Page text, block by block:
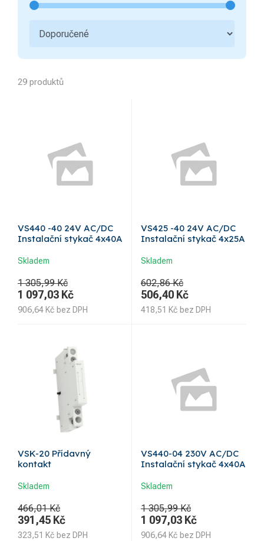
29 produktů
VS440 -40 24V AC/DC
Instalační stykač 4x40A
Skladem
1 305,99 Kč
1 097,03 Kč
906,64 Kč bez DPH
VS425 -40 24V AC/DC
Instalační stykač 4x25A
Skladem
602,86 Kč
506,40 Kč
418,51 Kč bez DPH
VSK-20 Přídavný
kontakt
Skladem
466,01 Kč
391,45 Kč
323,51 Kč bez DPH
VS440-04 230V AC/DC
Instalační stykač 4x40A
Skladem
1 305,99 Kč
1 097,03 Kč
906,64 Kč bez DPH
3
Stykače a příslušenství